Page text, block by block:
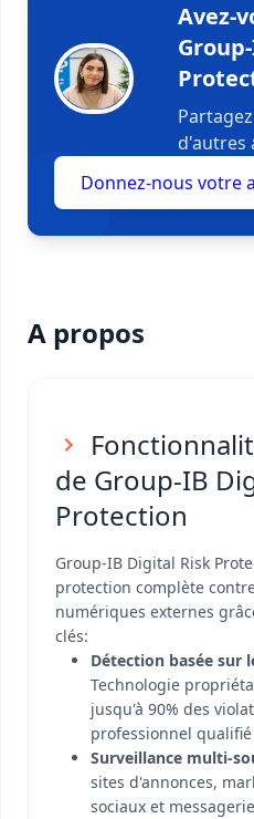
Avez-
d'autres
Donnez-nous votre
A propos
de Group-IB
Protection
Group-IB Digital Risk
protection complète
numériques externes
clés:
Détection basée sur
Technologie
jusqu'à 90% des
professionnel qualifié
Surveillance multi-
sites d'annonces,
sociaux et